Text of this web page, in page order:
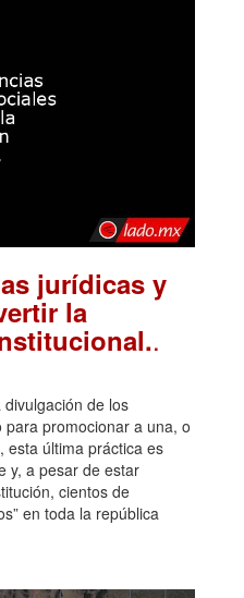
jurídicas y
la
.
de los
promocionar a una, o
esta última práctica es
y, a pesar de estar
cientos de
en toda la república